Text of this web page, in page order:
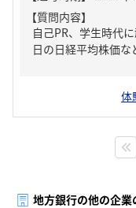
【質問内容】
自己PR、学生時代
日の日経平均株価な
体
地方銀行の他の企